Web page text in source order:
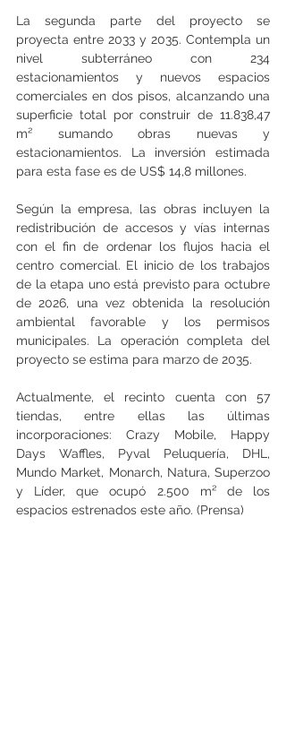
La segunda parte del proyecto se
proyecta entre 2033 y 2035. Contempla un
nivel subterráneo con 234
estacionamientos y nuevos espacios
comerciales en dos pisos, alcanzando una
superficie total por construir de 11.838,47
m² sumando obras nuevas y
estacionamientos. La inversión estimada
para esta fase es de US$ 14,8 millones.
Según la empresa, las obras incluyen la
redistribución de accesos y vías internas
con el fin de ordenar los flujos hacia el
centro comercial. El inicio de los trabajos
de la etapa uno está previsto para octubre
de 2026, una vez obtenida la resolución
ambiental favorable y los permisos
municipales. La operación completa del
proyecto se estima para marzo de 2035.
Actualmente, el recinto cuenta con 57
tiendas, entre ellas las últimas
incorporaciones: Crazy Mobile, Happy
Days Waffles, Pyval Peluquería, DHL,
Mundo Market, Monarch, Natura, Superzoo
y Líder, que ocupó 2.500 m² de los
espacios estrenados este año. (Prensa)